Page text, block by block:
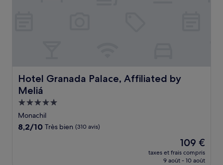
Hotel Granada Palace, Affiliated by
Meliá
Hotel Granada Palace, Affiliated by Meliá
Hébergement
5.0 étoiles
Monachil
8.2
8,2/10 Très bien (310 avis)
Le
nouveau
prix
109 €
taxes et frais compris
9 août - 10 août